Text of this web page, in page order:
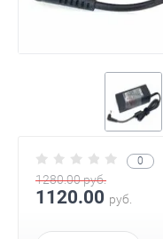
0
1280.00руб.
1120.00 руб.